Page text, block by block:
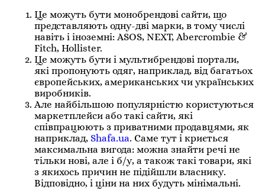
Це можуть бути монобрендові сайти, що
представляють одну-дві марки, в тому числі
навіть і іноземні: ASOS, NEXT, Abercrombie &
Fitch, Hollister.
Це можуть бути і мультибрендові портали,
які пропонують одяг, наприклад, від багатьох
європейських, американських чи українських
виробників.
Але найбільшою популярністю користуються
маркетплейси або такі сайти, які
співпрацюють з приватними продавцями, як
наприклад, Shafa.ua. Саме тут і криється
максимальна вигода: можна знайти речі не
тільки нові, але і б/у, а також такі товари, які
з якихось причин не підійшли власнику.
Відповідно, і ціни на них будуть мінімальні.